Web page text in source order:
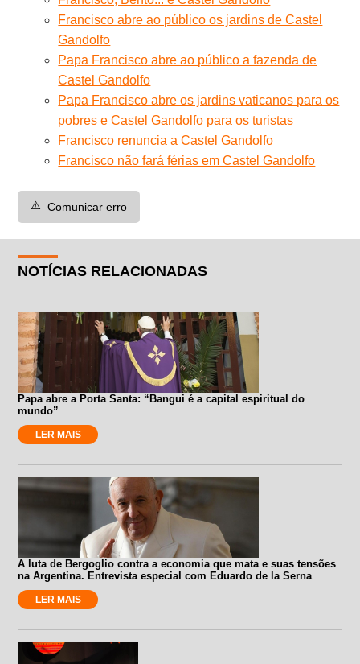
Francisco abre ao público os jardins de Castel
Gandolfo
Papa Francisco abre ao público a fazenda de
Castel Gandolfo
Papa Francisco abre os jardins vaticanos para os
pobres e Castel Gandolfo para os turistas
Francisco renuncia a Castel Gandolfo
Francisco não fará férias em Castel Gandolfo
⚠️ Comunicar erro
NOTÍCIAS RELACIONADAS
Papa abre a Porta Santa: “Bangui é a capital espiritual do
mundo”
LER MAIS
A luta de Bergoglio contra a economia que mata e suas tensões
na Argentina. Entrevista especial com Eduardo de la Serna
LER MAIS